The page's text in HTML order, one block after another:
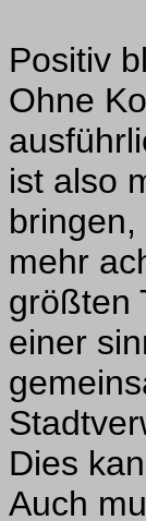
Positiv
Ohne
ist also
mehr
größten
einer
Dies
Auch